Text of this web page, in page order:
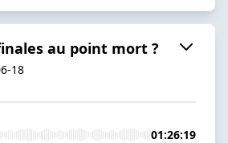
au point mort ?
18
01:26:19